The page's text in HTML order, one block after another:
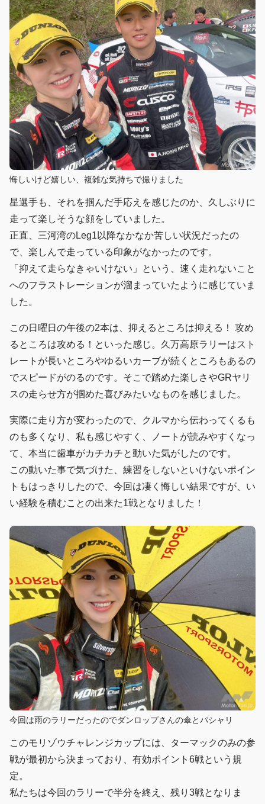
悔しいけど嬉しい、複雑な気持ちで撮りました
星選手も、それを掴んだ手応えを感じたのか、久しぶりに
走って楽しそうな顔をしていました。
正直、三河湾のLeg1以降なかなか苦しい状況だったの
で、楽しんで走っている印象がなかったのです。
「抑えて走らなきゃいけない」という、速く走れないこと
へのフラストレーションが溜まっていたように感じていま
した。
この日曜日の午後の2本は、抑えるところは抑える！ 攻め
るところは攻める！といった感じ。久万高原ラリーはスト
レートが長いところやゆるいカーブが続くところもあるの
でスピードがのるのです。そこで踏めた楽しさやGRヤリ
スの走らせ方が掴めた喜びみたいなものを感じました。
実際に走り方が変わったので、クルマから伝わってくるも
のも多くなり、私も感じやすく、ノートが読みやすくなっ
て、本当に歯車がカチカチと動いた気がしたのです。
この動いた事で気づけた、練習をしないといけないポイン
トもはっきりしたので、今回は凄く悔しい結果ですが、い
い経験を積むことの出来た1戦となりました！
今回は雨のラリーだったのでダンロップさんの傘とパシャリ
このモリゾウチャレンジカップには、ターマックのみの参
戦が最初から決まっており、有効ポイント6戦という規
定。
私たちは今回のラリーで半分を終え、残り3戦となりま